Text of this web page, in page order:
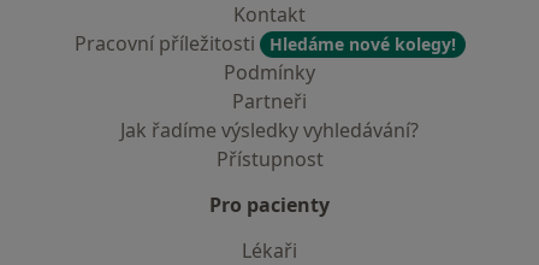
Kontakt
Pracovní příležitosti
Hledáme nové kolegy!
Podmínky
Partneři
Jak řadíme výsledky vyhledávání?
Přístupnost
Pro pacienty
Lékaři